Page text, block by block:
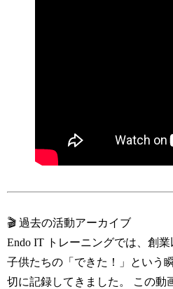
🎬 過去の活動アーカイブ
Endo IT トレーニングでは、創業
子供たちの「できた！」という
切に記録してきました。 この動